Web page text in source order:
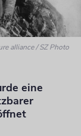
alliance / SZ Photo
eine